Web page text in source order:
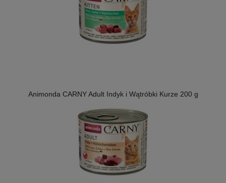
Animonda CARNY Adult Indyk i Wątróbki Kurze 200 g